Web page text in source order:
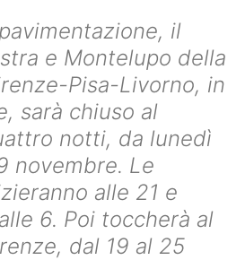
il
e Montelupo della
Pisa-Livorno, in
sarà chiuso al
notti, da lunedì
novembre. Le
alle 21 e
6. Poi toccherà al
dal 19 al 25